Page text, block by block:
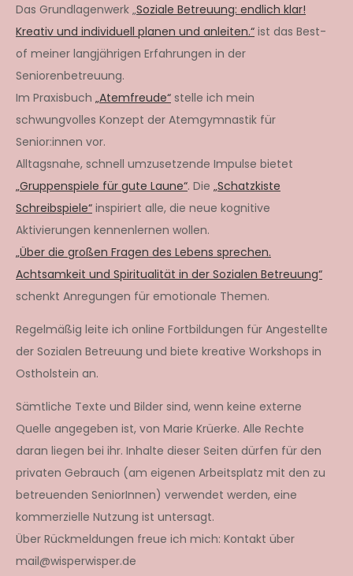
Das Grundlagenwerk „Soziale Betreuung: endlich klar!
Kreativ und individuell planen und anleiten.“ ist das Best-
of meiner langjährigen Erfahrungen in der
Seniorenbetreuung.
Im Praxisbuch „Atemfreude“ stelle ich mein
schwungvolles Konzept der Atemgymnastik für
Senior:innen vor.
Alltagsnahe, schnell umzusetzende Impulse bietet
„Gruppenspiele für gute Laune“. Die „Schatzkiste
Schreibspiele“ inspiriert alle, die neue kognitive
Aktivierungen kennenlernen wollen.
„Über die großen Fragen des Lebens sprechen.
Achtsamkeit und Spiritualität in der Sozialen Betreuung“
schenkt Anregungen für emotionale Themen.
Regelmäßig leite ich online Fortbildungen für Angestellte
der Sozialen Betreuung und biete kreative Workshops in
Ostholstein an.
Sämtliche Texte und Bilder sind, wenn keine externe
Quelle angegeben ist, von Marie Krüerke. Alle Rechte
daran liegen bei ihr. Inhalte dieser Seiten dürfen für den
privaten Gebrauch (am eigenen Arbeitsplatz mit den zu
betreuenden SeniorInnen) verwendet werden, eine
kommerzielle Nutzung ist untersagt.
Über Rückmeldungen freue ich mich: Kontakt über
mail@wisperwisper.de